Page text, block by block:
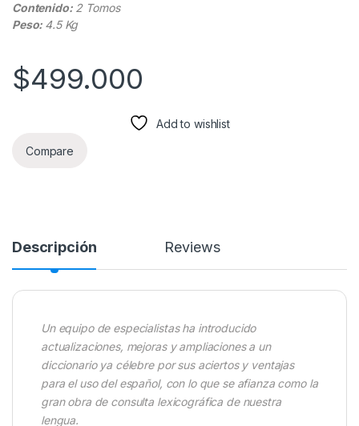
Contenido:2 Tomos
Peso: 4.5 Kg
$499.000
Add to wishlist
Compare
Descripción Reviews
Un equipo de especialistas ha introducido
actualizaciones, mejoras y ampliaciones a un
diccionario ya célebre por sus aciertos y ventajas
para el uso del español, con lo que se afianza como la
gran obra de consulta lexicográfica de nuestra
lengua.